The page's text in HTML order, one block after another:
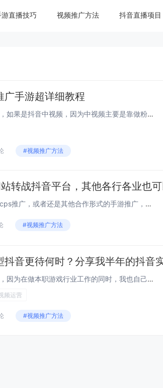
游直播技巧 视频推广方法 抖音直播项目
广手游超详细教程
方法适合抖音短视频创作经验学习，如果是抖音中视频，因为中视频主要是靠做粉丝量和播放量来获取收益的，那就不适合我这个方法。具体做法是，3~5个抖音号同步进行，只做一款游戏，但是这款游戏你肯定要提前想好，因为我是做手游cps推广的，所以自身与朋...
#视频推广方法
转战抖音平台，其他各行各业也
在手游行业，无论是手游联运还是cps推广，或者还是其他合作形式的手游推广，以前那种在网站发文、贴吧发帖、游戏社区、QQ群拉人引流的模式已经基本失效。加上百度也越来越“凉”，以seo为主要引流手段的包括手游推广行业在内的各行各业，感觉都难以维...
#视频推广方法
音更待何时？分享我半年的抖音
首先声明一下我算是一位业余站长，因为在做本职游戏行业工作的同时，我也自己做过游戏网站与公众号，但都是业余功底，2010年就做过html5在线小游戏网站，后面2017年也专门做过游戏公会相关的网站，当然那时候从来没想通过做网站来直接盈利，由于...
频运营
#视频推广方法